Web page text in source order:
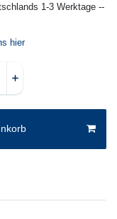
1-3 Werktage --
hier